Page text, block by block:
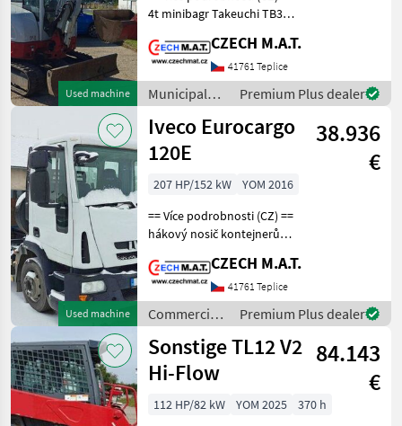
Show
all
MARKETPLACE
Marketplace
Dealer
offers
Classifieds
Used machine
4t minibagr Takeuchi TB335
rototiltem/otočnou hlavou
rok 2024 najeto 700 mth
motor 18.2 kW hmotnost
3.96t 2 lopat
CZECH M.A.T.
41761 Teplice
Municipal
equipment /
Sonstige
Premium Plus dealer
Used machine
Iveco Eurocargo
120E
38.936
€
207 HP/152 kW
YOM 2016
== Více podrobnosti (CZ) ==
hákový nosič kontejnerů
2016 najeto 255.034 km
motor 152 kW 4x2, manual
3 místa prodej bez vany
nástavba
CZECH M.A.T.
41761 Teplice
Commercial
vehicles /
Iveco
Premium Plus dealer
Sonstige TL12 V2
Hi-Flow
84.143
€
112 HP/82 kW YOM 2025
370 h